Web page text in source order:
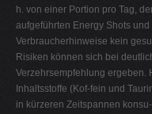
h. von einer Portion pro Tag,
aufgeführten Energy Shots
Verbraucherhinweise kein
Risiken können sich bei
Verzehrsempfehlung ergeben.
Inhaltsstoffe (Kof-fein und
in kürzeren Zeitspannen